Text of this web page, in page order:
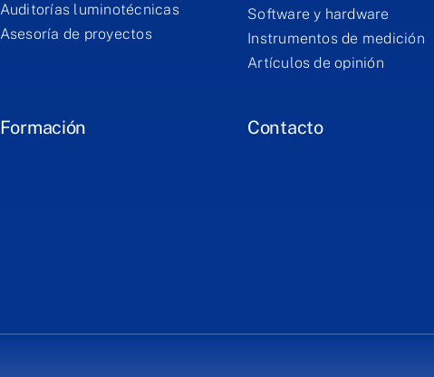
Auditorías luminotécnicas
Asesoría de proyectos
Software y hardware
Instrumentos de medición
Artículos de opinión
Formación Contacto